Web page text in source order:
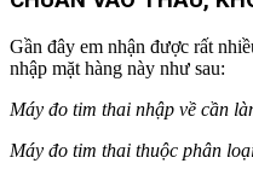
Gần đây em nhận được rất
nhập mặt hàng này như sau:
Máy đo tim thai nhập về cần
Máy đo tim thai thuộc phân